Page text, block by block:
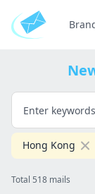
Hong Kong
Total 518 mails